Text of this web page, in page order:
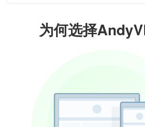
为何选择